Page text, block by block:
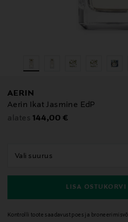
AERIN
Aerin Ikat Jasmine EdP
alates Original Price
144,00 €
LISA OSTUKORVI
Kontrolli toote saadavust poes ja